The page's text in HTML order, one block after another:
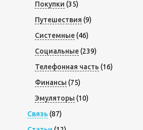
Покупки (35)
Путешествия (9)
Системные(46)
Социальные(239)
Телефонная часть (16)
Финансы (75)
Эмуляторы (10)
Связь (87)